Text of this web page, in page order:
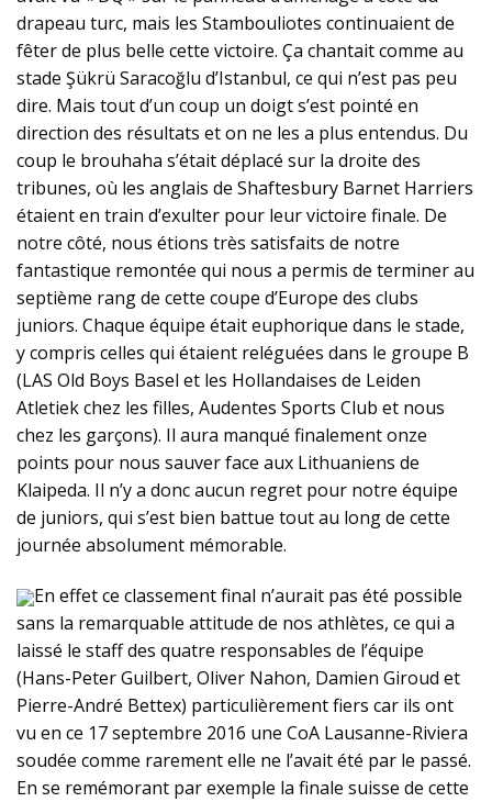
drapeau turc, mais les Stambouliotes continuaient de
fêter de plus belle cette victoire. Ça chantait comme au
stade Şükrü Saracoğlu d’Istanbul, ce qui n’est pas peu
dire. Mais tout d’un coup un doigt s’est pointé en
direction des résultats et on ne les a plus entendus. Du
coup le brouhaha s’était déplacé sur la droite des
tribunes, où les anglais de Shaftesbury Barnet Harriers
étaient en train d’exulter pour leur victoire finale. De
notre côté, nous étions très satisfaits de notre
fantastique remontée qui nous a permis de terminer au
septième rang de cette coupe d’Europe des clubs
juniors. Chaque équipe était euphorique dans le stade,
y compris celles qui étaient reléguées dans le groupe B
(LAS Old Boys Basel et les Hollandaises de Leiden
Atletiek chez les filles, Audentes Sports Club et nous
chez les garçons). Il aura manqué finalement onze
points pour nous sauver face aux Lithuaniens de
Klaipeda. Il n’y a donc aucun regret pour notre équipe
de juniors, qui s’est bien battue tout au long de cette
journée absolument mémorable.
En effet ce classement final n’aurait pas été possible
sans la remarquable attitude de nos athlètes, ce qui a
laissé le staff des quatre responsables de l’équipe
(Hans-Peter Guilbert, Oliver Nahon, Damien Giroud et
Pierre-André Bettex) particulièrement fiers car ils ont
vu en ce 17 septembre 2016 une CoA Lausanne-Riviera
soudée comme rarement elle ne l’avait été par le passé.
En se remémorant par exemple la finale suisse de cette